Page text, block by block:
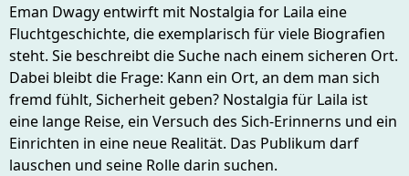
Eman Dwagy entwirft mit Nostalgia for Laila eine
Fluchtgeschichte, die exemplarisch für viele Biografien
steht. Sie beschreibt die Suche nach einem sicheren Ort.
Dabei bleibt die Frage: Kann ein Ort, an dem man sich
fremd fühlt, Sicherheit geben? Nostalgia für Laila ist
eine lange Reise, ein Versuch des Sich-Erinnerns und ein
Einrichten in eine neue Realität. Das Publikum darf
lauschen und seine Rolle darin suchen.